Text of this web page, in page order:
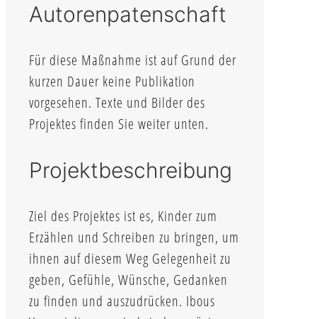
Autorenpatenschaft
Für diese Maßnahme ist auf Grund der
kurzen Dauer keine Publikation
vorgesehen. Texte und Bilder des
Projektes finden Sie weiter unten.
Projektbeschreibung
Ziel des Projektes ist es, Kinder zum
Erzählen und Schreiben zu bringen, um
ihnen auf diesem Weg Gelegenheit zu
geben, Gefühle, Wünsche, Gedanken
zu finden und auszudrücken. Ibous